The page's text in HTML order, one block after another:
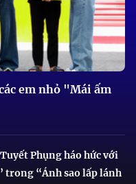
em nhỏ "Mái ấm
Phụng háo hức với
trong “Ánh sao lấp lánh